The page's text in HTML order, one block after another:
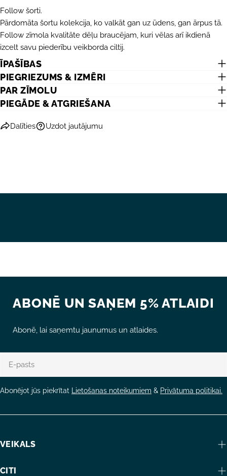
Follow šorti.
Pārdomāta šortu kolekcija, ko valkāt gan uz ūdens, gan ārpus tā.
Follow zīmola kvalitāte dēļu braucējam, kuri vēlas arī ikdienā
izcelt savu piederību veikborda ciltij.
ĪPAŠĪBAS
PIEGRIEZUMS & IZMĒRI
PAR ZĪMOLU
PIEGĀDE & ATGRIEŠANA
Dalīties
Dalīties
Facebook
DalītiesPiespraust
Pinterest
Uzdot jautājumu
Jūsu
ziņojums
Lauki, kas atzīmēti ar *, ir obligāti.
ABONĒ UN SAŅEM 5% ATLAIDI
Abonē, lai saņemtu jaunumus un atlaides.
pasts
Abonējot jūs piekrītat Lietošanas noteikumiem & Privātuma politikai.
VEIKALS
CITI